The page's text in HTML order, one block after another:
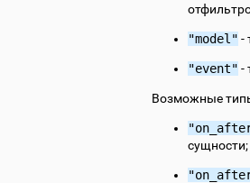
"model" -
"event" -
Возможные
сущности;